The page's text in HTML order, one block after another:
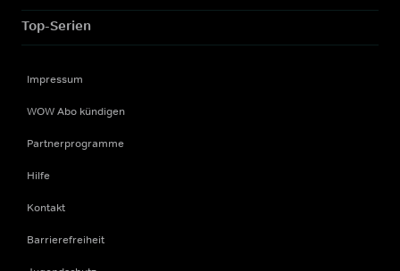
Top-Serien
Impressum
WOW Abo kündigen
Partnerprogramme
Hilfe
Kontakt
Barrierefreiheit